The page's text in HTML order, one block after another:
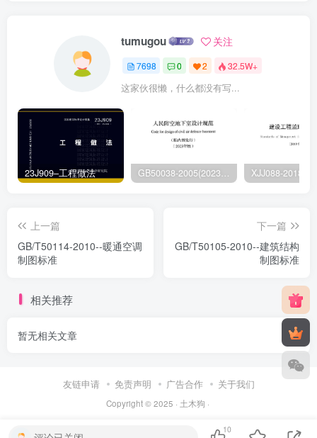
tumugou 关注
7698 0 2 32.5W+
这家伙很懒，什么都没有写...
23J909–工程做法
上一篇
GB/T50114-2010--暖通空调
制图标准
下一篇
GB/T50105-2010--建筑结构
制图标准
相关推荐
暂无相关文章
友链申请 免责声明 广告合作 关于我们
Copyright © 2025 · 土木狗 ·
10